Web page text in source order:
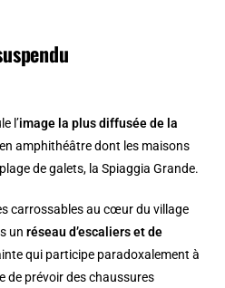
l’image la plus diffusée de la
amphithéâtre dont les maisons
de galets, la Spiaggia Grande.
carrossables au cœur du village
unréseau d’escaliers et de
qui participe paradoxalement à
de prévoir des chaussures